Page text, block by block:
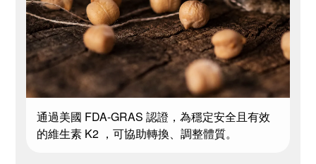
通過美國 FDA-GRAS 認證，為穩定安全且有效
的維生素 K2 ，可協助轉換、調整體質。